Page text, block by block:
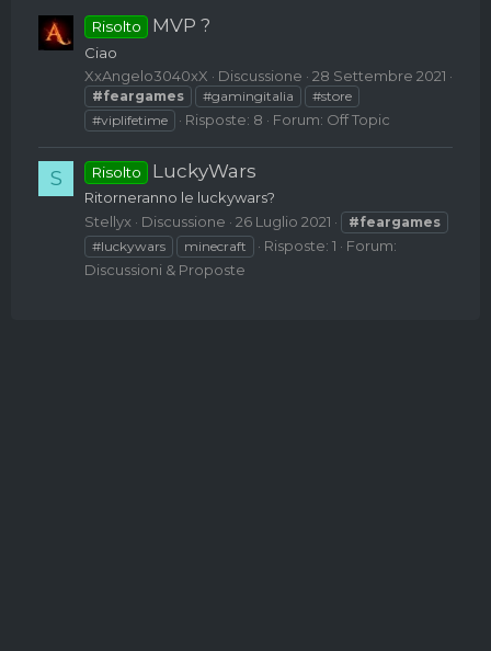
Risolto MVP ?
Ciao
XxAngelo3040xX
Discussione 28 Settembre 2021
#feargames #gamingitalia
#store
#viplifetime
Risposte: 8 Forum: Off Topic
S Risolto LuckyWars
Ritorneranno le luckywars?
Stellyx
Discussione 26 Luglio 2021
#feargames
#luckywars
minecraft Risposte: 1
Forum:
Discussioni & Proposte